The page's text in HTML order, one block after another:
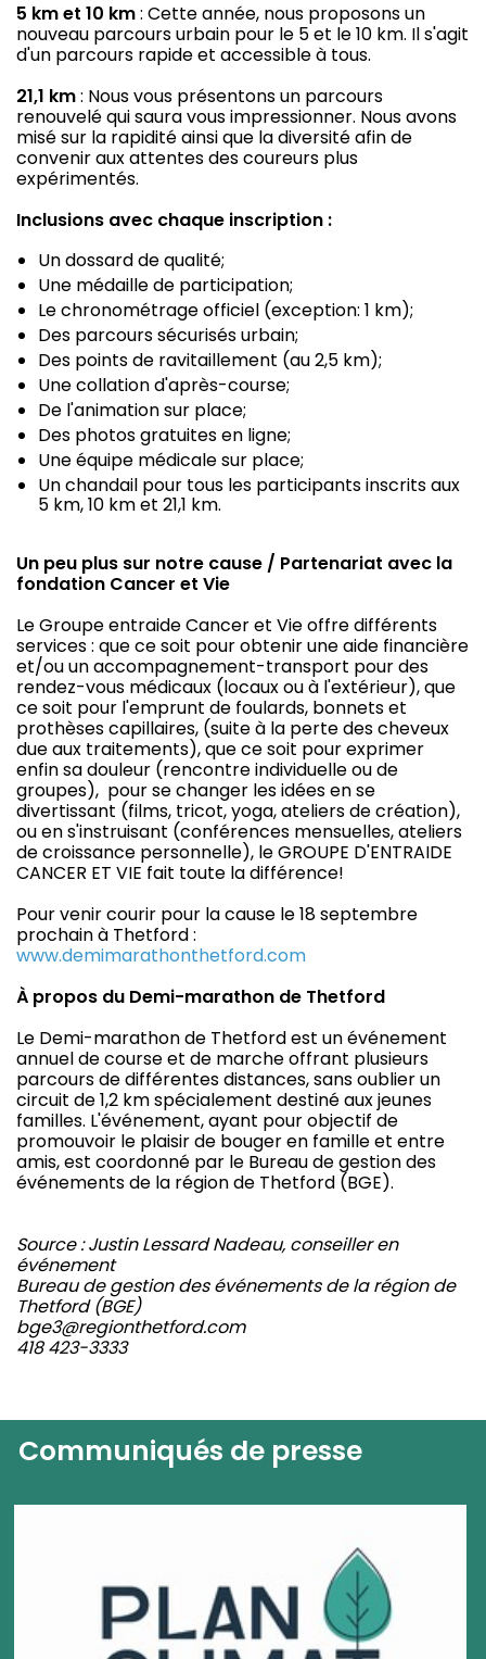
5 km et 10 km: Cette année, nous proposons un
nouveau parcours urbain pour le 5 et le 10 km. Il s'agit
d'un parcours rapide et accessible à tous.
21,1 km: Nous vous présentons un parcours
renouvelé qui saura vous impressionner. Nous avons
misé sur la rapidité ainsi que la diversité afin de
convenir aux attentes des coureurs plus
expérimentés.
Inclusions avec chaque inscription :
Un dossard de qualité;
Une médaille de participation;
Le chronométrage officiel (exception: 1 km);
Des parcours sécurisés urbain;
Des points de ravitaillement (au 2,5 km);
Une collation d'après-course;
De l'animation sur place;
Des photos gratuites en ligne;
Une équipe médicale sur place;
Un chandail pour tous les participants inscrits aux
5 km, 10 km et 21,1 km.
Un peu plus sur notre cause / Partenariat avec la
fondation Cancer et Vie
Le Groupe entraide Cancer et Vie offre différents
services : que ce soit pour obtenir une aide financière
et/ou un accompagnement-transport pour des
rendez-vous médicaux (locaux ou à l'extérieur), que
ce soit pour l'emprunt de foulards, bonnets et
prothèses capillaires, (suite à la perte des cheveux
due aux traitements), que ce soit pour exprimer
enfin sa douleur (rencontre individuelle ou de
groupes), pour se changer les idées en se
divertissant (films, tricot, yoga, ateliers de création),
ou en s'instruisant (conférences mensuelles, ateliers
de croissance personnelle), le GROUPE D'ENTRAIDE
CANCER ET VIE fait toute la différence!
Pour venir courir pour la cause le 18 septembre
prochain à Thetford :
www.demimarathonthetford.com
À propos du Demi-marathon de Thetford
Le Demi-marathon de Thetford est un événement
annuel de course et de marche offrant plusieurs
parcours de différentes distances, sans oublier un
circuit de 1,2 km spécialement destiné aux jeunes
familles. L'événement, ayant pour objectif de
promouvoir le plaisir de bouger en famille et entre
amis, est coordonné par le Bureau de gestion des
événements de la région de Thetford (BGE).
Source : Justin Lessard Nadeau, conseiller en
événement
Bureau de gestion des événements de la région de
Thetford (BGE)
bge3@regionthetford.com
418 423-3333
Communiqués de presse